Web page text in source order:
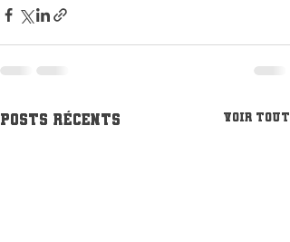
Posts récents Voir tout